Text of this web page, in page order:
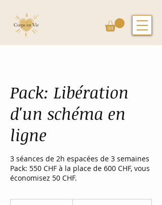
Pack: Libération
d'un schéma en
ligne
3 séances de 2h espacées de 3 semaines
Pack: 550 CHF à la place de 600 CHF, vous
économisez 50 CHF.